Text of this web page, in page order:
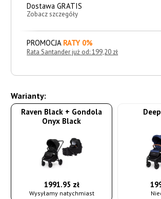
Warianty:
Raven Black + Gondola
Onyx Black
1991.95 zł
Wysyłamy natychmiast
Dostawa GRATIS
Zobacz szczegóły
PROMOCJA RATY 0%
Rata Santander już od: 199,20 zł